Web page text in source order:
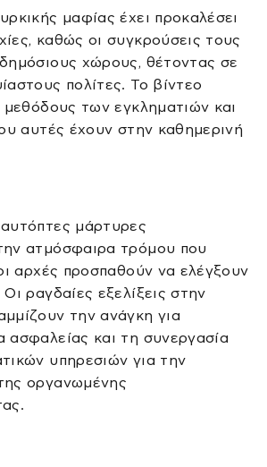
μαφίας έχει προκαλέσει
καθώς οι συγκρούσεις τους
χώρους, θέτοντας σε
πολίτες. Το βίντεο
μεθόδους των εγκληματιών και
αυτές έχουν στην καθημερινή
μάρτυρες
ατμόσφαιρα τρόμου που
αρχές προσπαθούν να ελέγξουν
ραγδαίες εξελίξεις στην
την ανάγκη για
ασφαλείας και τη συνεργασία
υπηρεσιών για την
οργανωμένης